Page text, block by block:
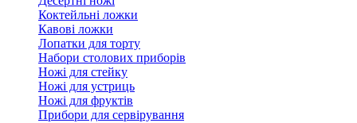
Коктейльні ложки
Кавові ложки
Лопатки для торту
Набори столових приборів
Ножі для стейку
Ножі для устриць
Ножі для фруктів
Прибори для сервірування